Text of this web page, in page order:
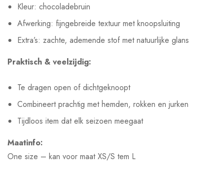
Kleur: chocoladebruin
Afwerking: fijngebreide textuur met knoopsluiting
Extra’s: zachte, ademende stof met natuurlijke glans
Praktisch & veelzijdig:
Te dragen open of dichtgeknoopt
Combineert prachtig met hemden, rokken en jurken
Tijdloos item dat elk seizoen meegaat
Maatinfo:
One size – kan voor maat XS/S tem L